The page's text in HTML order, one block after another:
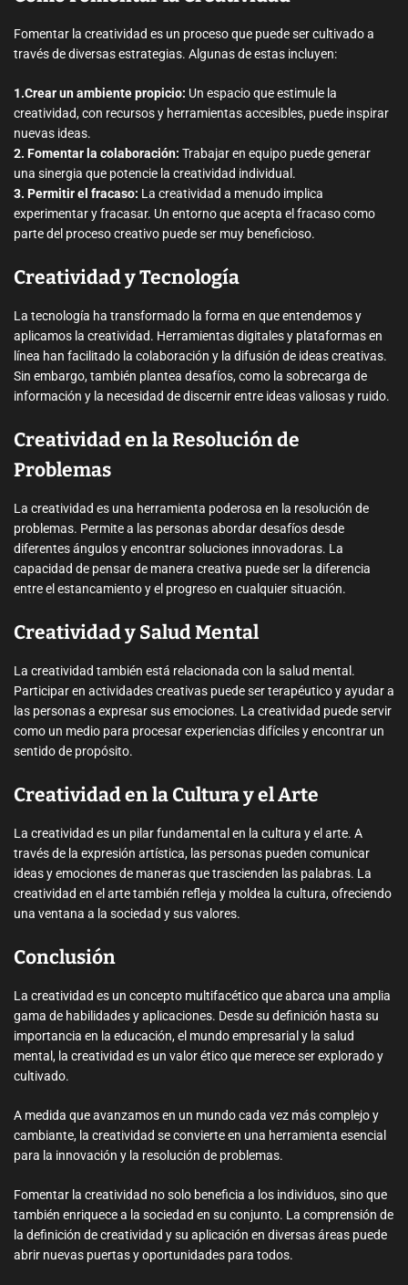
Fomentar la creatividad es un proceso que puede ser cultivado a
través de diversas estrategias. Algunas de estas incluyen:
1.Crear un ambiente propicio: Un espacio que estimule la
creatividad, con recursos y herramientas accesibles, puede inspirar
nuevas ideas.
2. Fomentar la colaboración: Trabajar en equipo puede generar
una sinergia que potencie la creatividad individual.
3. Permitir el fracaso: La creatividad a menudo implica
experimentar y fracasar. Un entorno que acepta el fracaso como
parte del proceso creativo puede ser muy beneficioso.
Creatividad y Tecnología
La tecnología ha transformado la forma en que entendemos y
aplicamos la creatividad. Herramientas digitales y plataformas en
línea han facilitado la colaboración y la difusión de ideas creativas.
Sin embargo, también plantea desafíos, como la sobrecarga de
información y la necesidad de discernir entre ideas valiosas y ruido.
Creatividad en la Resolución de
Problemas
La creatividad es una herramienta poderosa en la resolución de
problemas. Permite a las personas abordar desafíos desde
diferentes ángulos y encontrar soluciones innovadoras. La
capacidad de pensar de manera creativa puede ser la diferencia
entre el estancamiento y el progreso en cualquier situación.
Creatividad y Salud Mental
La creatividad también está relacionada con la salud mental.
Participar en actividades creativas puede ser terapéutico y ayudar a
las personas a expresar sus emociones. La creatividad puede servir
como un medio para procesar experiencias difíciles y encontrar un
sentido de propósito.
Creatividad en la Cultura y el Arte
La creatividad es un pilar fundamental en la cultura y el arte. A
través de la expresión artística, las personas pueden comunicar
ideas y emociones de maneras que trascienden las palabras. La
creatividad en el arte también refleja y moldea la cultura, ofreciendo
una ventana a la sociedad y sus valores.
Conclusión
La creatividad es un concepto multifacético que abarca una amplia
gama de habilidades y aplicaciones. Desde su definición hasta su
importancia en la educación, el mundo empresarial y la salud
mental, la creatividad es un valor ético que merece ser explorado y
cultivado.
A medida que avanzamos en un mundo cada vez más complejo y
cambiante, la creatividad se convierte en una herramienta esencial
para la innovación y la resolución de problemas.
Fomentar la creatividad no solo beneficia a los individuos, sino que
también enriquece a la sociedad en su conjunto. La comprensión de
la definición de creatividad y su aplicación en diversas áreas puede
abrir nuevas puertas y oportunidades para todos.